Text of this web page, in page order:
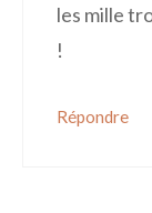
les mille
!
Répondre